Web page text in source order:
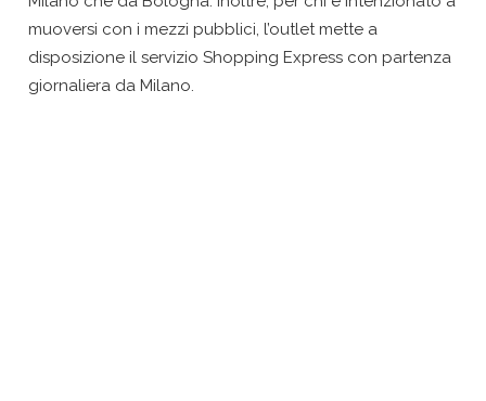
muoversi con i mezzi pubblici, l’outlet mette a
disposizione il servizio Shopping Express con partenza
giornaliera da Milano.